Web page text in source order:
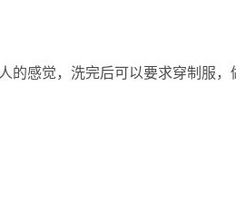
的感觉，洗完后可以要求穿制服